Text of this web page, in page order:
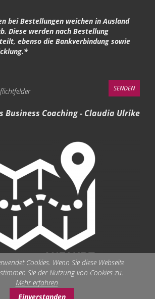
bei Bestellungen weichen in Ausland
Diese werden nach Bestellung
ebenso die Bankverbindung sowie
Business Coaching - Claudia Ulrike
Cookies. Wenn Sie diese Webseite
Sie der Nutzung von Cookies zu.
Mehr erfahren
Einverstanden